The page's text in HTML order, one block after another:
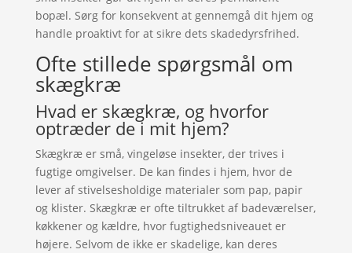
bopæl. Sørg for konsekvent at gennemgå dit hjem og
handle proaktivt for at sikre dets skadedyrsfrihed.
Ofte stillede spørgsmål om
skægkræ
Hvad er skægkræ, og hvorfor
optræder de i mit hjem?
Skægkræ er små, vingeløse insekter, der trives i
fugtige omgivelser. De kan findes i hjem, hvor de
lever af stivelsesholdige materialer som pap, papir
og klister. Skægkræ er ofte tiltrukket af badeværelser,
køkkener og kældre, hvor fugtighedsniveauet er
højere. Selvom de ikke er skadelige, kan deres